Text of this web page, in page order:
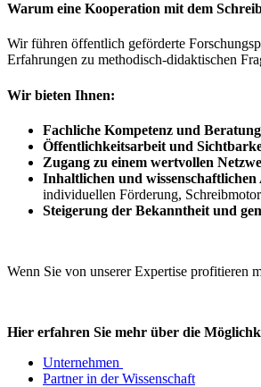
Warum eine Kooperation mit dem
Wir führen öffentlich geförderte
Erfahrungen zu methodisch-didaktischen
Wir bieten Ihnen:
Fachliche Kompetenz und
Öffentlichkeitsarbeit und
Zugang zu einem wertvollen
Inhaltlichen und wissenschaftlichen
individuellen Förderung,
Steigerung der Bekanntheit und
Wenn Sie von unserer Expertise profitieren
Hier erfahren Sie mehr über die
Unternehmen
Partner in der Wissenschaft